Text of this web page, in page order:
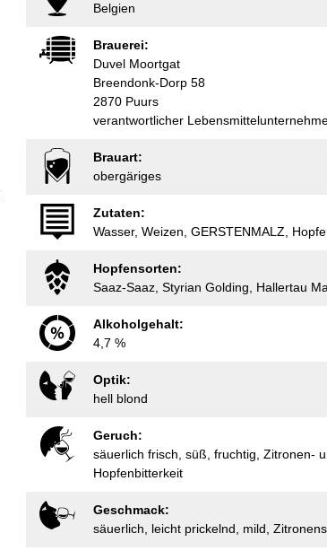
Belgien
Brauerei:
Duvel Moortgat
Breendonk-Dorp 58
2870 Puurs
verantwortlicher
Brauart:
obergäriges
Zutaten:
Wasser, Weizen, GERSTENMALZ,
Hopfensorten:
Saaz-Saaz, Styrian Golding, Hallertau
Alkoholgehalt:
4,7 %
Optik:
hell blond
Geruch:
säuerlich frisch, süß, fruchtig, Zitronen-
Hopfenbitterkeit
Geschmack:
säuerlich, leicht prickelnd, mild,